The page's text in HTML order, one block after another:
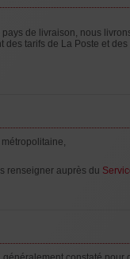
de livraison, nous
tarifs de La Poste et
renseigner auprès du